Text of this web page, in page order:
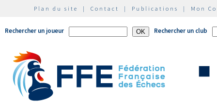
Plan du site | Contact | Publications | Mon
Rechercher un joueur Rechercher un club